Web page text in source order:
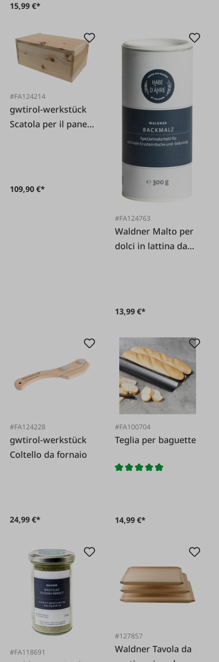
15,99 €*
#FA124214
gwtirol-werkstück
Scatola per il pane
109,90 €*
#FA124763
Waldner Malto per
dolci in lattina da
13,99 €*
#FA124228
gwtirol-werkstück
Coltello da fornaio
24,99 €*
#FA100704
Teglia per baguette
14,99 €*
#FA118691
#127857
Waldner Tavola da